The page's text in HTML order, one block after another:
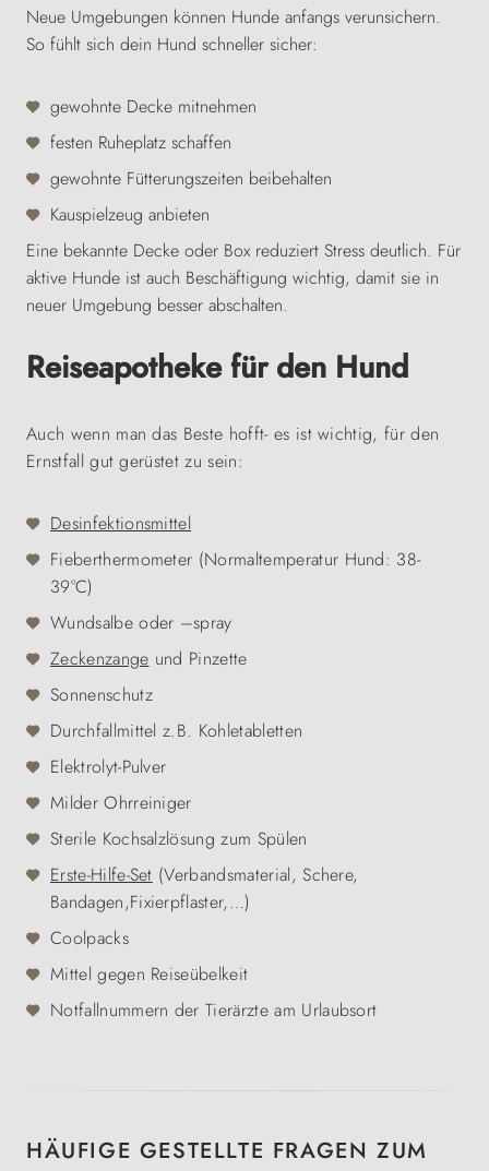
Neue Umgebungen können Hunde anfangs verunsichern.
So fühlt sich dein Hund schneller sicher:
gewohnte Decke mitnehmen
festen Ruheplatz schaffen
gewohnte Fütterungszeiten beibehalten
Kauspielzeug anbieten
Eine bekannte Decke oder Box reduziert Stress deutlich. Für
aktive Hunde ist auch Beschäftigung wichtig, damit sie in
neuer Umgebung besser abschalten.
Reiseapotheke für den Hund
Auch wenn man das Beste hofft- es ist wichtig, für den
Ernstfall gut gerüstet zu sein:
Desinfektionsmittel
Fieberthermometer (Normaltemperatur Hund: 38-
39°C)
Wundsalbe oder –spray
Zeckenzange und Pinzette
Sonnenschutz
Durchfallmittel z.B. Kohletabletten
Elektrolyt-Pulver
Milder Ohrreiniger
Sterile Kochsalzlösung zum Spülen
Erste-Hilfe-Set (Verbandsmaterial, Schere,
Bandagen,Fixierpflaster,…)
Coolpacks
Mittel gegen Reiseübelkeit
Notfallnummern der Tierärzte am Urlaubsort
HÄUFIGE GESTELLTE FRAGEN ZUM